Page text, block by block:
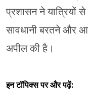
प्रशासन ने यात्रियों
सावधानी बरतने और
अपील की है।
इन टॉपिक्स पर और पढ़ें: